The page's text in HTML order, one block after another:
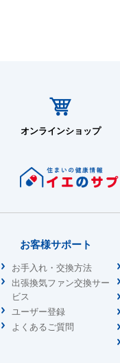
オンラインショップ
お客様サポート
お手入れ・交換方法
出張換気ファン交換サー
ビス
ユーザー登録
よくあるご質問